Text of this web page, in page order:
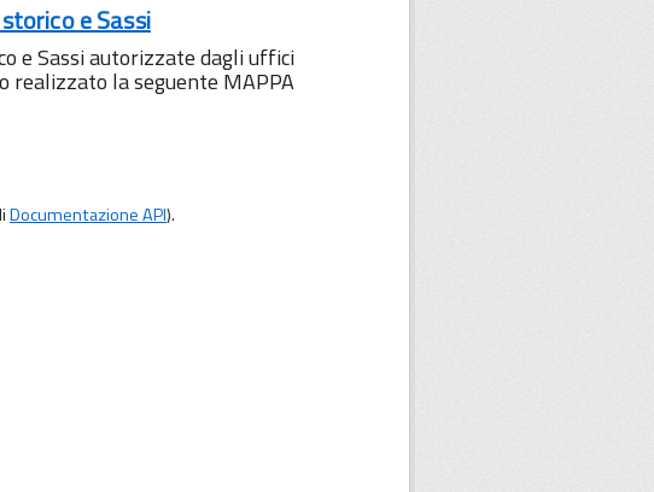
e Sassi
e Sassi autorizzate dagli uffici
realizzato la seguente MAPPA
Documentazione API).